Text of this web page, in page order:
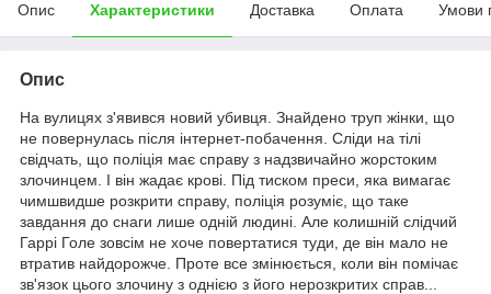
Опис Характеристики Доставка Оплата Умови
Опис
На вулицях з'явився новий убивця. Знайдено труп жінки, що
не повернулась після інтернет-побачення. Сліди на тілі
свідчать, що поліція має справу з надзвичайно жорстоким
злочинцем. І він жадає крові. Під тиском преси, яка вимагає
чимшвидше розкрити справу, поліція розуміє, що таке
завдання до снаги лише одній людині. Але колишній слідчий
Гаррі Голе зовсім не хоче повертатися туди, де він мало не
втратив найдорожче. Проте все змінюється, коли він помічає
зв'язок цього злочину з однією з його нерозкритих справ...